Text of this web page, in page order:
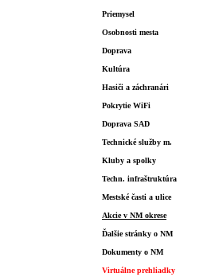
Priemysel
Osobnosti mesta
Doprava
Kultúra
Hasiči a záchranári
Pokrytie WiFi
Doprava SAD
Technické služby m.
Kluby a spolky
Techn. infraštruktúra
Mestské časti a ulice
Akcie v NM okrese
Ďalšie stránky o NM
Dokumenty o NM
Virtuálne prehliadky